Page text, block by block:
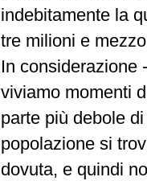
indebitamente la
tre milioni e
In considerazione
viviamo momenti
parte più debole
popolazione si
dovuta, e quindi